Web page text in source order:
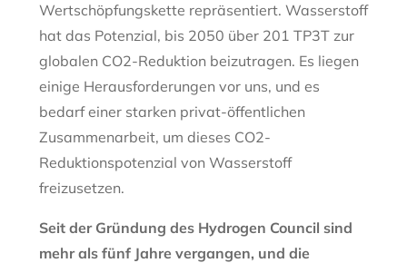
Wertschöpfungskette repräsentiert. Wasserstoff
hat das Potenzial, bis 2050 über 201 TP3T zur
globalen CO2-Reduktion beizutragen. Es liegen
einige Herausforderungen vor uns, und es
bedarf einer starken privat-öffentlichen
Zusammenarbeit, um dieses CO2-
Reduktionspotenzial von Wasserstoff
freizusetzen.
Seit der Gründung des Hydrogen Council sind
mehr als fünf Jahre vergangen, und die